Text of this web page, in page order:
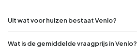
Uit wat voor huizen bestaat Venlo?
Wat is de gemiddelde vraagprijs in Venlo?